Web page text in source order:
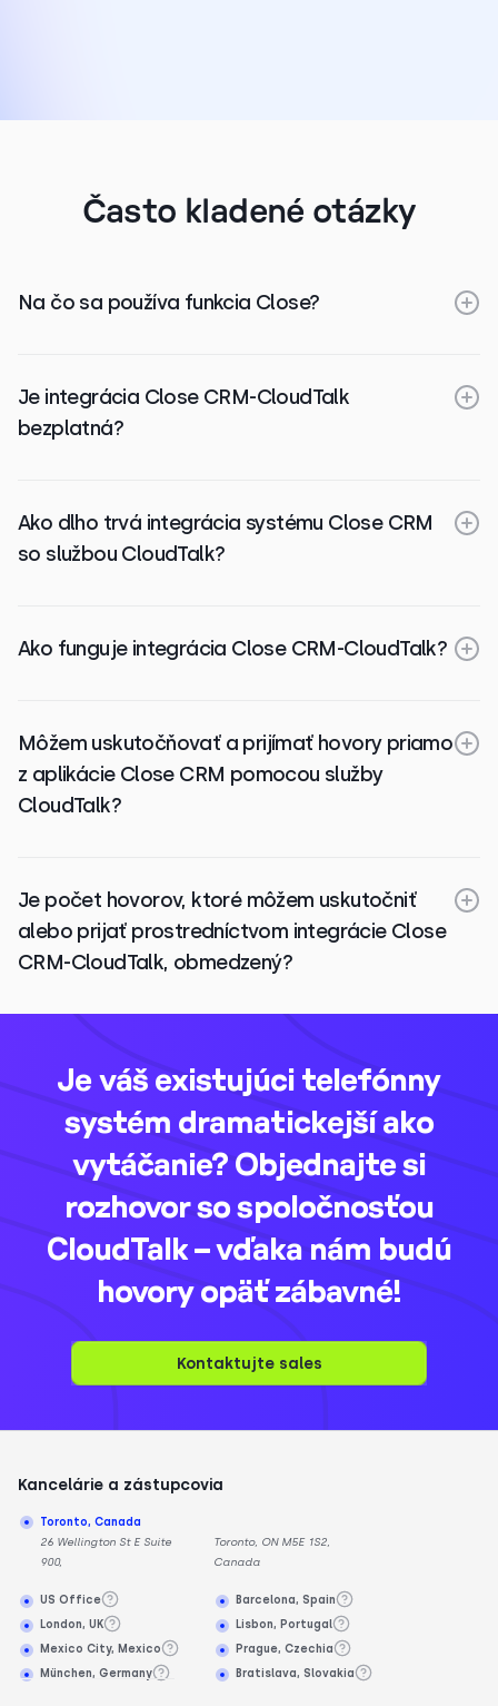
Často kladené otázky
Na čo sa používa funkcia Close?
Je integrácia Close CRM-CloudTalk
bezplatná?
Ako dlho trvá integrácia systému Close CRM
so službou CloudTalk?
Ako funguje integrácia Close CRM-CloudTalk?
Môžem uskutočňovať a prijímať hovory priamo
z aplikácie Close CRM pomocou služby
CloudTalk?
Je počet hovorov, ktoré môžem uskutočniť
alebo prijať prostredníctvom integrácie Close
CRM-CloudTalk, obmedzený?
Je váš existujúci telefónny
systém dramatickejší ako
vytáčanie? Objednajte si
rozhovor so spoločnosťou
CloudTalk – vďaka nám budú
hovory opäť zábavné!
Kontaktujte sales
Kancelárie a zástupcovia
Toronto, Canada
26 Wellington St E Suite
900,
Toronto, ON M5E 1S2,
Canada
US Office
London, UK
Mexico City, Mexico
München, Germany
Barcelona, Spain
Lisbon, Portugal
Prague, Czechia
Bratislava, Slovakia